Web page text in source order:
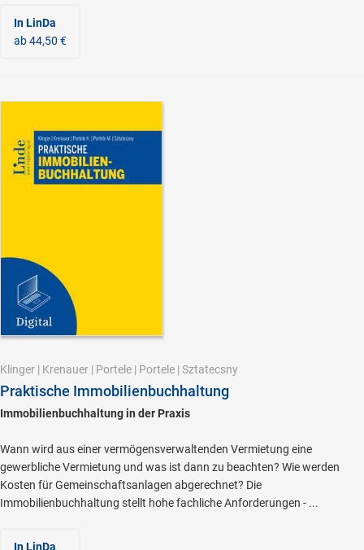
In LinDa
ab 44,50 €
Klinger | Krenauer | Portele | Portele | Sztatecsny
Praktische Immobilienbuchhaltung
Immobilienbuchhaltung in der Praxis
Wann wird aus einer vermögensverwaltenden Vermietung eine
gewerbliche Vermietung und was ist dann zu beachten? Wie werden
Kosten für Gemeinschaftsanlagen abgerechnet? Die
Immobilienbuchhaltung stellt hohe fachliche Anforderungen - ...
In LinDa